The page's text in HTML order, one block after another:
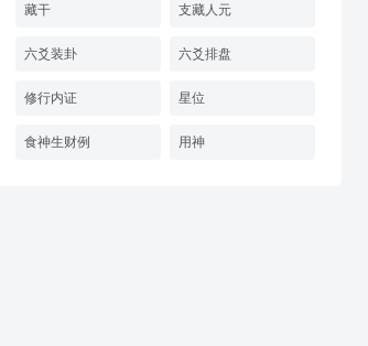
藏干 支藏人元
六爻装卦 六爻排盘
修行内证 星位
食神生财例 用神